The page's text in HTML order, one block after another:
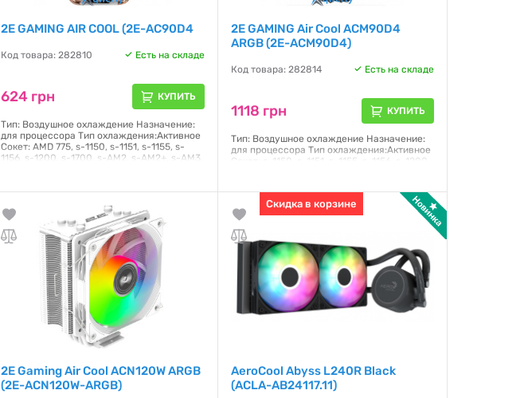
2E GAMING AIR COOL (2E-AC90D4
Код товара: 282810 Есть на складе
624 грн КУПИТЬ
Тип: Воздушное охлаждение Назначение:
для процессора Тип охлаждения:Активное
Сокет: AMD 775, s-1150, s-1151, s-1155, s-
1156, s-1200, s-1700, s-AM2, s-AM2+, s-AM3,
вращения кулера: 600-1700 об/мин
Гарантия: 12 месяцев
2E GAMING Air Cool ACM90D4
ARGB (2E-ACM90D4)
Код товара: 282814 Есть на складе
1118 грн КУПИТЬ
Тип: Воздушное охлаждение Назначение:
для процессора Тип охлаждения:Активное
Сокет: s-1150, s-1151, s-1155, s-1156, s-1200,
подшипника:Гидродинамический Питание:
3 pin, 4 pin Количество тепловых трубок:4
шт Количество вентиляторов:1 шт Размер
вентилятора:90 мм Скорость вращения
кулера: 800-2400 об/
Гарантия:12 месяцев
2E Gaming Air Cool ACN120W ARGB
(2E-ACN120W-ARGB)
Скидка в корзине
AeroCool Abyss L240R Black
(ACLA-AB24117.11)